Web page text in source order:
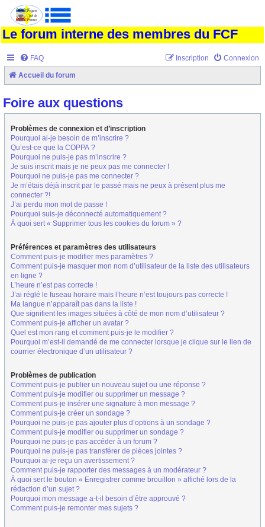
Le forum interne des membres du FCF
FAQ Connexion
Inscription
Accueil du forum
Foire aux questions
Problèmes de connexion et d’inscription
Pourquoi ai-je besoin de m’inscrire ?
Qu’est-ce que la COPPA ?
Pourquoi ne puis-je pas m’inscrire ?
Je suis inscrit mais je ne peux pas me connecter !
Pourquoi ne puis-je pas me connecter ?
Je m’étais déjà inscrit par le passé mais ne peux à présent plus me
connecter ?!
J’ai perdu mon mot de passe !
Pourquoi suis-je déconnecté automatiquement ?
À quoi sert « Supprimer tous les cookies du forum » ?
Préférences et paramètres des utilisateurs
Comment puis-je modifier mes paramètres ?
Comment puis-je masquer mon nom d’utilisateur de la liste des utilisateurs
en ligne ?
L’heure n’est pas correcte !
J’ai réglé le fuseau horaire mais l’heure n’est toujours pas correcte !
Ma langue n’apparaît pas dans la liste !
Que signifient les images situées à côté de mon nom d’utilisateur ?
Comment puis-je afficher un avatar ?
Quel est mon rang et comment puis-je le modifier ?
Pourquoi m’est-il demandé de me connecter lorsque je clique sur le lien de
courrier électronique d’un utilisateur ?
Problèmes de publication
Comment puis-je publier un nouveau sujet ou une réponse ?
Comment puis-je modifier ou supprimer un message ?
Comment puis-je insérer une signature à mon message ?
Comment puis-je créer un sondage ?
Pourquoi ne puis-je pas ajouter plus d’options à un sondage ?
Comment puis-je modifier ou supprimer un sondage ?
Pourquoi ne puis-je pas accéder à un forum ?
Pourquoi ne puis-je pas transférer de pièces jointes ?
Pourquoi ai-je reçu un avertissement ?
Comment puis-je rapporter des messages à un modérateur ?
À quoi sert le bouton « Enregistrer comme brouillon » affiché lors de la
rédaction d’un sujet ?
Pourquoi mon message a-t-il besoin d’être approuvé ?
Comment puis-je remonter mes sujets ?